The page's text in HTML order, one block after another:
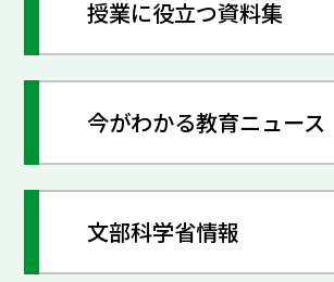
授業に役立つ資料集
今がわかる教育ニュース
文部科学省情報